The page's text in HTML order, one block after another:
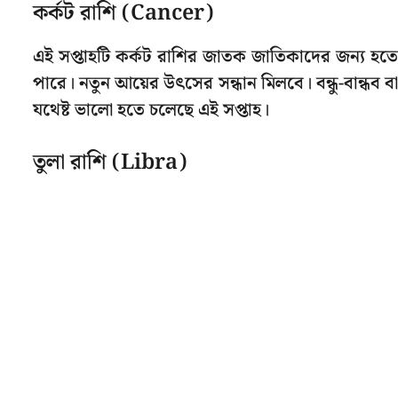
কর্কট রাশি (Cancer)
এই সপ্তাহটি কর্কট রাশির জাতক জাতিকাদের জন্য
পারে। নতুন আয়ের উৎসের সন্ধান মিলবে। বন্ধু-
যথেষ্ট ভালো হতে চলেছে এই সপ্তাহ।
তুলা রাশি (Libra)